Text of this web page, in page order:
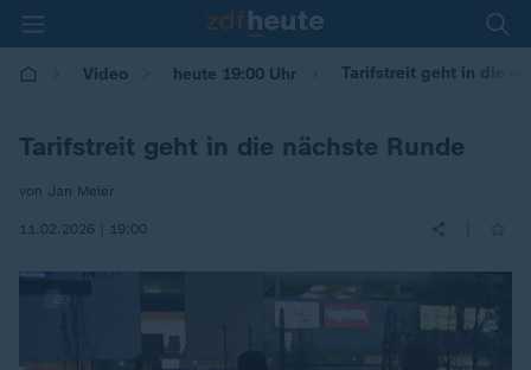
Video heute 19:00 Uhr Tarifstreit geht in die
Tarifstreit geht in die nächste Runde
von Jan Meier
11.02.2026 | 19:00